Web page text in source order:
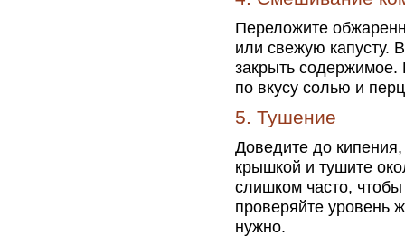
Переложите
или свежую капусту.
закрыть содержимое.
по вкусу солью и
5. Тушение
Доведите до
крышкой и тушите
слишком часто, чтобы
проверяйте уровень
нужно.